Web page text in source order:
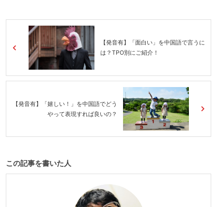
【発音有】「面白い」を中国語で言うに
は？TPO別にご紹介！
【発音有】「嬉しい！」を中国語でどう
やって表現すれば良いの？
この記事を書いた人